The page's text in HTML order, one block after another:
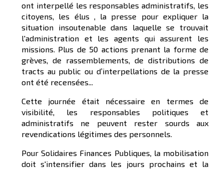
ont interpellé les responsables administratifs, les
citoyens, les élus , la presse pour expliquer la
situation insoutenable dans laquelle se trouvait
l'administration et les agents qui assurent les
missions. Plus de 50 actions prenant la forme de
grèves, de rassemblements, de distributions de
tracts au public ou d’interpellations de la presse
ont été recensées...
Cette journée était nécessaire en termes de
visibilité, les responsables politiques et
administratifs ne peuvent rester sourds aux
revendications légitimes des personnels.
Pour Solidaires Finances Publiques, la mobilisation
doit s'intensifier dans les jours prochains et la